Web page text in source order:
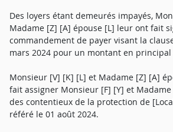
Des loyers étant demeurés impayés,
Madame [Z] [A] épouse [L] leur ont fait
commandement de payer visant la
mars 2024 pour un montant en principal
Monsieur [V] [K] [L] et Madame [Z] [A]
fait assigner Monsieur [F] [Y] et
des contentieux de la protection de
référé le 01 août 2024.